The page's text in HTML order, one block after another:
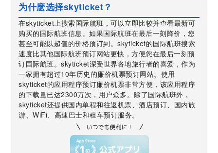
为什麽选择skyticket？
在skyticket上搜索国际航班，可以立即比较并查看最新可
购买的国际航班信息。如果国际航班在最后一刻降价，您
甚至可能以超值的价格预订到。skyticket的国际航班搜索
速度比其他国际航班预订网站更快，方便您在最后一刻预
订国际航班。skyticket深受世界各地旅行者的喜爱，作为
一家拥有超过10年历史的廉价机票预订网站。使用
skyticket的应用程序预订廉价机票非常方便，该应用程序
的下载量已达2300万次，用户众多。除了国际航班外，
skyticket还提供国内单程和往返机票、酒店预订、国内旅
游、WiFi、高速巴士和租车预订服务。